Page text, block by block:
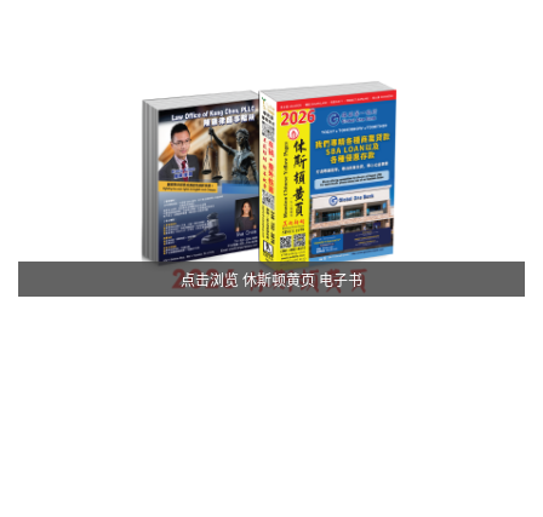
点击浏览 休斯顿黄页 电子书